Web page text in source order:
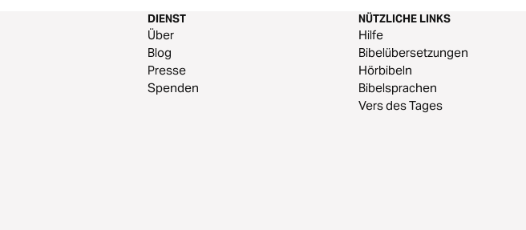
DIENST
Über
Blog
Presse
Spenden
NÜTZLICHE LINKS
Hilfe
Bibelübersetzungen
Hörbibeln
Bibelsprachen
Vers des Tages